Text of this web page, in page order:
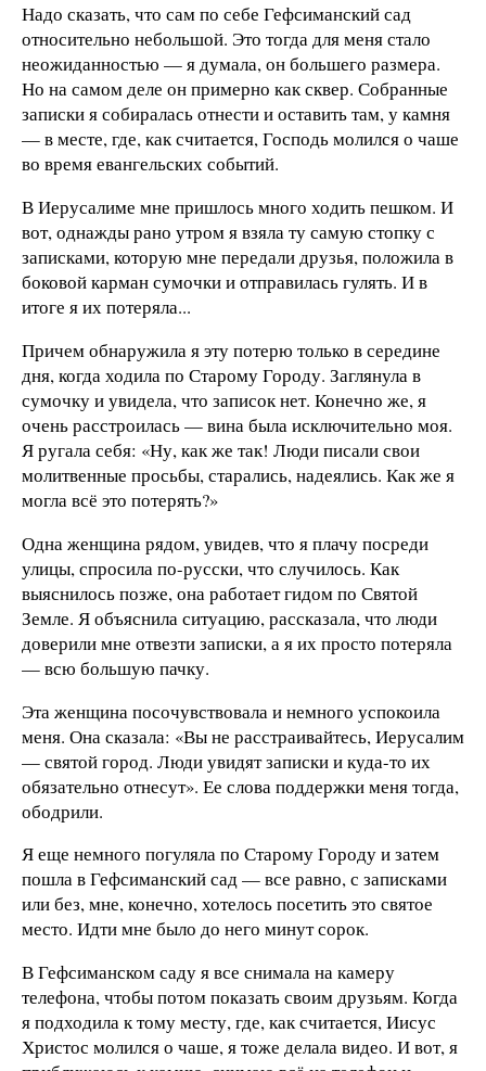
Надо сказать, что сам по себе Гефсиманский сад
относительно небольшой. Это тогда для меня стало
неожиданностью — я думала, он большего размера.
Но на самом деле он примерно как сквер. Собранные
записки я собиралась отнести и оставить там, у камня
— в месте, где, как считается, Господь молился о чаше
во время евангельских событий.
В Иерусалиме мне пришлось много ходить пешком. И
вот, однажды рано утром я взяла ту самую стопку с
записками, которую мне передали друзья, положила в
боковой карман сумочки и отправилась гулять. И в
итоге я их потеряла...
Причем обнаружила я эту потерю только в середине
дня, когда ходила по Старому Городу. Заглянула в
сумочку и увидела, что записок нет. Конечно же, я
очень расстроилась — вина была исключительно моя.
Я ругала себя: «Ну, как же так! Люди писали свои
молитвенные просьбы, старались, надеялись. Как же я
могла всё это потерять?»
Одна женщина рядом, увидев, что я плачу посреди
улицы, спросила по-русски, что случилось. Как
выяснилось позже, она работает гидом по Святой
Земле. Я объяснила ситуацию, рассказала, что люди
доверили мне отвезти записки, а я их просто потеряла
— всю большую пачку.
Эта женщина посочувствовала и немного успокоила
меня. Она сказала: «Вы не расстраивайтесь, Иерусалим
— святой город. Люди увидят записки и куда-то их
обязательно отнесут». Ее слова поддержки меня тогда,
ободрили.
Я еще немного погуляла по Старому Городу и затем
пошла в Гефсиманский сад — все равно, с записками
или без, мне, конечно, хотелось посетить это святое
место. Идти мне было до него минут сорок.
В Гефсиманском саду я все снимала на камеру
телефона, чтобы потом показать своим друзьям. Когда
я подходила к тому месту, где, как считается, Иисус
Христос молился о чаше, я тоже делала видео. И вот, я